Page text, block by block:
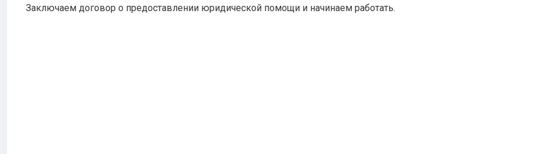
Заключаем договор о предоставлении юридической помощи и начинаем работать.